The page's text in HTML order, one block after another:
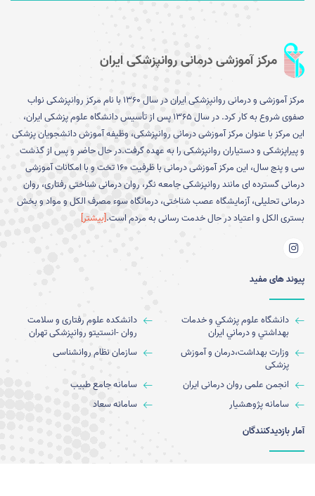
مرکز آموزشی درمانی روانپزشکی ایران
مرکز آموزشی و درمانی روانپزشکی ایران در سال 1360 با نام مرکز روانپزشکی نواب
صفوی شروع به کار کرد. در سال 1365 پس از تأسیس دانشگاه علوم پزشکی ایران،
این مرکز با عنوان مرکز آموزشی درمانی روانپزشکی، وظیفه آموزش دانشجویان پزشکی
و پیراپزشکی و دستیاران روانپزشکی را به عهده گرفت.در حال حاضر و پس از گذشت
سی و پنج سال، این مرکز آموزشی درمانی با ظرفیت 160 تخت و با امکانات آموزشی
درمانی گسترده ای مانند روانپزشکی جامعه نگر، روان درمانی شناختی رفتاری، روان
درمانی تحلیلی، آزمایشگاه عصب شناختی، درمانگاه سوء مصرف الکل و مواد و بخش
بستری الکل و اعتیاد در حال خدمت رسانی به مردم است.[بیشتر]
پیوند های مفید
دانشگاه علوم پزشكي و خدمات
بهداشتي و درماني ايران
دانشکده علوم رفتاری و سلامت
روان -انستیتو روانپزشکی تهران
وزارت بهداشت،درمان و آموزش
پزشکی
سازمان نظام روانشناسی
انجمن علمی روان درمانی ایران
سامانه جامع طبيب
سامانه پژوهشیار
سامانه سعاد
آمار بازدیدکنندگان